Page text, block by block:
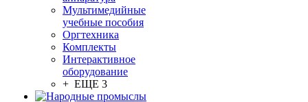
Мультимедийные
учебные пособия
Оргтехника
Комплекты
Интерактивное
оборудование
+ ЕЩЕ 3